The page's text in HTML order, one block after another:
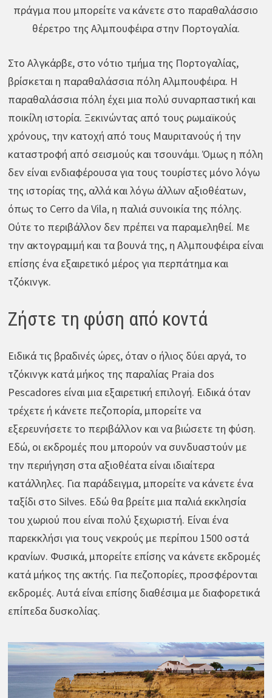
πράγμα που μπορείτε να κάνετε στο παραθαλάσσιο
θέρετρο της Αλμπουφέιρα στην Πορτογαλία.
Στο Αλγκάρβε, στο νότιο τμήμα της Πορτογαλίας,
βρίσκεται η παραθαλάσσια πόλη Αλμπουφέιρα. Η
παραθαλάσσια πόλη έχει μια πολύ συναρπαστική και
ποικίλη ιστορία. Ξεκινώντας από τους ρωμαϊκούς
χρόνους, την κατοχή από τους Μαυριτανούς ή την
καταστροφή από σεισμούς και τσουνάμι. Όμως η πόλη
δεν είναι ενδιαφέρουσα για τους τουρίστες μόνο λόγω
της ιστορίας της, αλλά και λόγω άλλων αξιοθέατων,
όπως το Cerro da Vila, η παλιά συνοικία της πόλης.
Ούτε το περιβάλλον δεν πρέπει να παραμεληθεί. Με
την ακτογραμμή και τα βουνά της, η Αλμπουφέιρα είναι
επίσης ένα εξαιρετικό μέρος για περπάτημα και
τζόκινγκ.
Ζήστε τη φύση από κοντά
Ειδικά τις βραδινές ώρες, όταν ο ήλιος δύει αργά, το
τζόκινγκ κατά μήκος της παραλίας Praia dos
Pescadores είναι μια εξαιρετική επιλογή. Ειδικά όταν
τρέχετε ή κάνετε πεζοπορία, μπορείτε να
εξερευνήσετε το περιβάλλον και να βιώσετε τη φύση.
Εδώ, οι εκδρομές που μπορούν να συνδυαστούν με
την περιήγηση στα αξιοθέατα είναι ιδιαίτερα
κατάλληλες. Για παράδειγμα, μπορείτε να κάνετε ένα
ταξίδι στο Silves. Εδώ θα βρείτε μια παλιά εκκλησία
του χωριού που είναι πολύ ξεχωριστή. Είναι ένα
παρεκκλήσι για τους νεκρούς με περίπου 1500 οστά
κρανίων. Φυσικά, μπορείτε επίσης να κάνετε εκδρομές
κατά μήκος της ακτής. Για πεζοπορίες, προσφέρονται
εκδρομές. Αυτά είναι επίσης διαθέσιμα με διαφορετικά
επίπεδα δυσκολίας.